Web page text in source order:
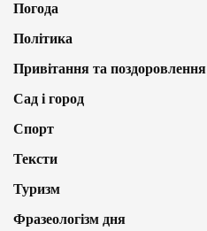
Погода
Політика
Привітання та поздоровлення
Сад і город
Спорт
Тексти
Туризм
Фразеологізм дня